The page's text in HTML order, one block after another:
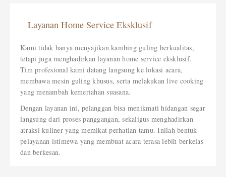
Layanan Home Service Eksklusif
Kami tidak hanya menyajikan kambing guling berkualitas,
tetapi juga menghadirkan layanan home service eksklusif.
Tim profesional kami datang langsung ke lokasi acara,
membawa mesin guling khusus, serta melakukan live cooking
yang menambah kemeriahan suasana.
Dengan layanan ini, pelanggan bisa menikmati hidangan segar
langsung dari proses panggangan, sekaligus menghadirkan
atraksi kuliner yang memikat perhatian tamu. Inilah bentuk
pelayanan istimewa yang membuat acara terasa lebih berkelas
dan berkesan.